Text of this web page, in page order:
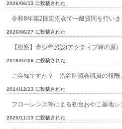
2026/06/13 に投稿された
令和8年第2回定例会で一般質問を行いま
2026/06/27 に投稿された
【視察】青少年施設(アクティブ峰の原)
2019/07/09 に投稿された
ご存知ですか？ 渋谷区議会議員の報酬
2014/12/23 に投稿された
フローレンス等による初台おやこ基地
2025/11/13 に投稿された